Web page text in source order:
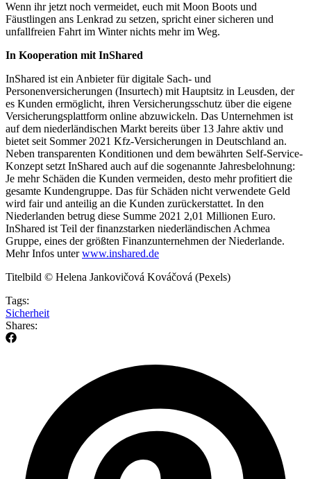
Wenn ihr jetzt noch vermeidet, euch mit Moon Boots und
Fäustlingen ans Lenkrad zu setzen, spricht einer sicheren und
unfallfreien Fahrt im Winter nichts mehr im Weg.
In Kooperation mit InShared
InShared ist ein Anbieter für digitale Sach- und
Personenversicherungen (Insurtech) mit Hauptsitz in Leusden, der
es Kunden ermöglicht, ihren Versicherungsschutz über die eigene
Versicherungsplattform online abzuwickeln. Das Unternehmen ist
auf dem niederländischen Markt bereits über 13 Jahre aktiv und
bietet seit Sommer 2021 Kfz-Versicherungen in Deutschland an.
Neben transparenten Konditionen und dem bewährten Self-Service-
Konzept setzt InShared auch auf die sogenannte Jahresbelohnung:
Je mehr Schäden die Kunden vermeiden, desto mehr profitiert die
gesamte Kundengruppe. Das für Schäden nicht verwendete Geld
wird fair und anteilig an die Kunden zurückerstattet. In den
Niederlanden betrug diese Summe 2021 2,01 Millionen Euro.
InShared ist Teil der finanzstarken niederländischen Achmea
Gruppe, eines der größten Finanzunternehmen der Niederlande.
Mehr Infos unterwww.inshared.de
Titelbild © Helena Jankovičová Kováčová (Pexels)
Tags:
Sicherheit
Shares: